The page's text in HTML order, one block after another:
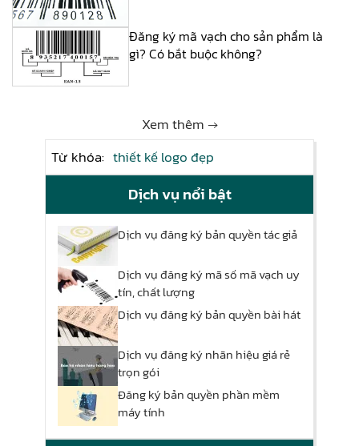
Đăng ký mã vạch cho sản phẩm là
gì? Có bắt buộc không?
Xem thêm →
Từ khóa: thiết kế logo đẹp
Dịch vụ nổi bật
Dịch vụ đăng ký bản quyền tác giả
Dịch vụ đăng ký mã số mã vạch uy
tín, chất lượng
Dịch vụ đăng ký bản quyền bài hát
Dịch vụ đăng ký nhãn hiệu giá rẻ
trọn gói
Đăng ký bản quyền phần mềm
máy tính